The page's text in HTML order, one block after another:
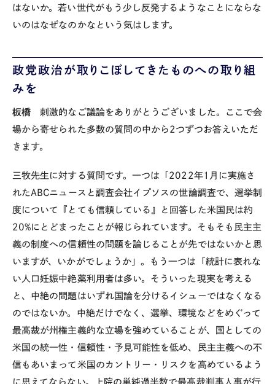
はないか。若い世代がもう少し反発するようなことにならな
いのはなぜなのかなという気はします。
政党政治が取りこぼしてきたものへの取り組
みを
板橋 刺激的なご議論をありがとうございました。ここで会
場から寄せられた多数の質問の中から 2 つずつお答えいただ
きます。
三牧先生に対する質問です。一つは「 2022年1 月に実施さ
れた ABCニュースと調査会社イプソスの世論調査で、選挙制
度について『とても信頼している』と回答した米国民は約
20%にとどまったことが報じられています。そもそも民主主
義の制度への信頼性の問題を論じることが先ではないかと思
いますが、いかがでしょうか」。もう一つは「統計に表れな
い人口妊娠中絶薬利用者は多い。そういった現実を考える
と、中絶の問題はいずれ国論を分けるイシューではなくなる
のではないか。中絶だけでなく、選挙、環境などをめぐって
最高裁が州権主義的な立場を強めていることが、国としての
米国の統一性・信頼性・予見可能性を低め、民主主義への不
信もあいまって米国のカントリー・リスクを高めているよう
に思えてならない。上院の単純過半数で最高裁判事人事が行